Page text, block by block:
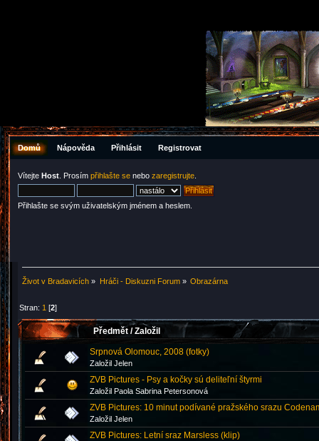
Domů Nápověda Přihlásit Registrovat
Vítejte Host . Prosím přihlašte se nebo zaregistrujte
Přihlašte se svým uživatelským jménem a heslem.
Život v Bradavicích » Hráči - Diskuzni Forum» Obrazárna
Stran: 1 [2]
Předmět /Založil
Srpnová Olomouc, 2008 (fotky)
Založil Jelen
ZVB Pictures - Psy a kočky sú deliteľní štyrmi
Založil Paola Sabrina Petersonová
ZVB Pictures: 10 minut podívané pražského srazu
Založil Jelen
ZVB Pictures: Letní sraz Marsless (klip)